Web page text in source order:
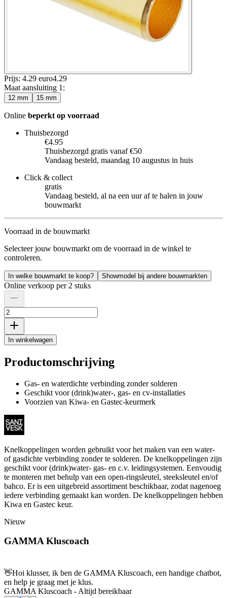
Prijs: 4.29 euro4.29
Maat aansluiting 1 :
12 mm 15 mm
Online beperkt op voorraad
Thuisbezorgd
€4.95
Thuisbezorgd gratis vanaf €50
Vandaag besteld, maandag 10 augustus in huis
Click & collect
gratis
Vandaag besteld, al na een uur af te halen in jouw
bouwmarkt
Voorraad in de bouwmarkt
Selecteer jouw bouwmarkt om de voorraad in de winkel te
controleren.
In welke bouwmarkt te koop? Showmodel bij andere bouwmarkten
Online verkoop per 2 stuks
In winkelwagen
Productomschrijving
Gas- en waterdichte verbinding zonder solderen
Geschikt voor (drink)water-, gas- en cv-installaties
Voorzien van Kiwa- en Gastec-keurmerk
Knelkoppelingen worden gebruikt voor het maken van een water-
of gasdichte verbinding zonder te solderen. De knelkoppelingen zijn
geschikt voor (drink)water- gas- en c.v. leidingsystemen. Eenvoudig
te monteren met behulp van een open-ringsleutel, steeksleutel en/of
bahco. Er is een uitgebreid assortiment beschikbaar, zodat nagenoeg
iedere verbinding gemaakt kan worden. De knelkoppelingen hebben
Kiwa en Gastec keur.
Nieuw
GAMMA Kluscoach
👋Hoi klusser, ik ben de GAMMA Kluscoach, een handige chatbot,
en help je graag met je klus.
GAMMA Kluscoach - Altijd bereikbaar